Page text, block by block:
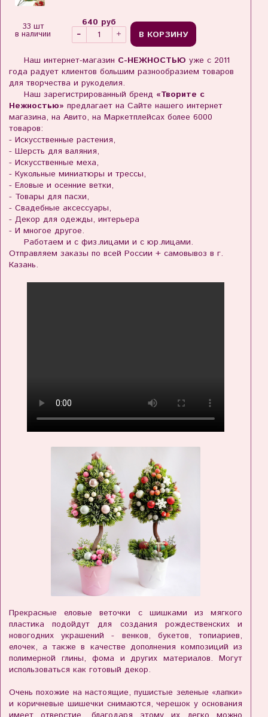
33 шт
в наличии
640 руб
В КОРЗИНУ
Наш интернет-магазин С-НЕЖНОСТЬЮ уже с 2011
года радует клиентов большим разнообразием товаров
для творчества и рукоделия.
Наш зарегистрированный бренд «Творите с
Нежностью» предлагает на Сайте нашего интернет
магазина, на Авито, на Маркетплейсах более 6000
товаров:
- Искусственные растения,
- Шерсть для валяния,
- Искусственные меха,
- Кукольные миниатюры и трессы,
- Еловые и осенние ветки,
- Товары для пасхи,
- Свадебные аксессуары,
- Декор для одежды, интерьера
- И многое другое.
Работаем и с физ.лицами и с юр.лицами.
Отправляем заказы по всей России + самовывоз в г.
Казань.
Прекрасные еловые веточки с шишками из мягкого
пластика подойдут для создания рождественских и
новогодних украшений - венков, букетов, топиариев,
елочек, а также в качестве дополнения композиций из
полимерной глины, фома и других материалов. Могут
использоваться как готовый декор.
Очень похожие на настоящие, пушистые зеленые «лапки»
и коричневые шишечки снимаются, черешок у основания